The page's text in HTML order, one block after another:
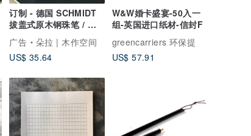
订制 - 德国 SCHMIDT
拔盖式原木钢珠笔 / 绿
檀 可定制刻字
广告
朵拉 | 木作空间
US$ 35.64
W&W婚卡盛宴-50入一
组-英国进口纸材-信封F
greencarriers 环保提
US$ 57.91